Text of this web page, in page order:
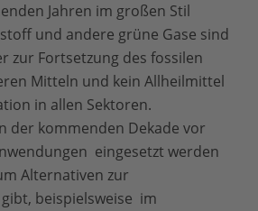
Jahren im großen Stil
und andere grüne Gase sind
zur Fortsetzung des fossilen
Mitteln und kein Allheilmittel
in allen Sektoren.
der kommenden Dekade vor
eingesetzt werden
Alternativen zur
beispielsweise im